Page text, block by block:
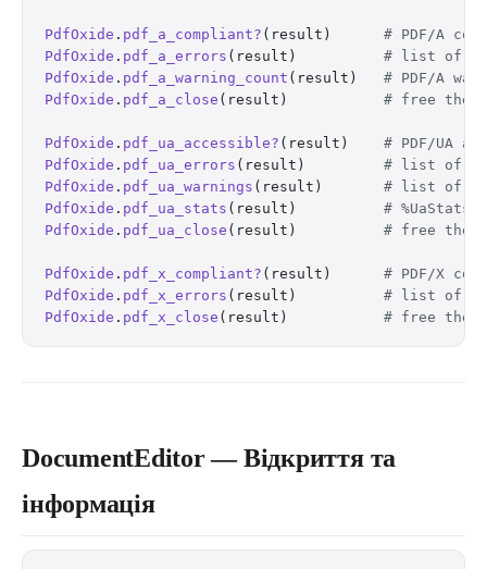
PdfOxide . pdf_a_compliant? (result) # PDF/A
PdfOxide . pdf_a_errors (result) # list of
PdfOxide . pdf_a_warning_count (result) # PDF/A
PdfOxide . pdf_a_close (result) # free the
PdfOxide . pdf_ua_accessible? (result) # PDF/UA
PdfOxide . pdf_ua_errors (result) # list of
PdfOxide . pdf_ua_warnings (result) # list of
PdfOxide . pdf_ua_stats (result) #
PdfOxide . pdf_ua_close (result) # free the
PdfOxide . pdf_x_compliant? (result) # PDF/X
PdfOxide . pdf_x_errors (result) # list of
PdfOxide . pdf_x_close (result) # free the
DocumentEditor — Відкриття та
інформація